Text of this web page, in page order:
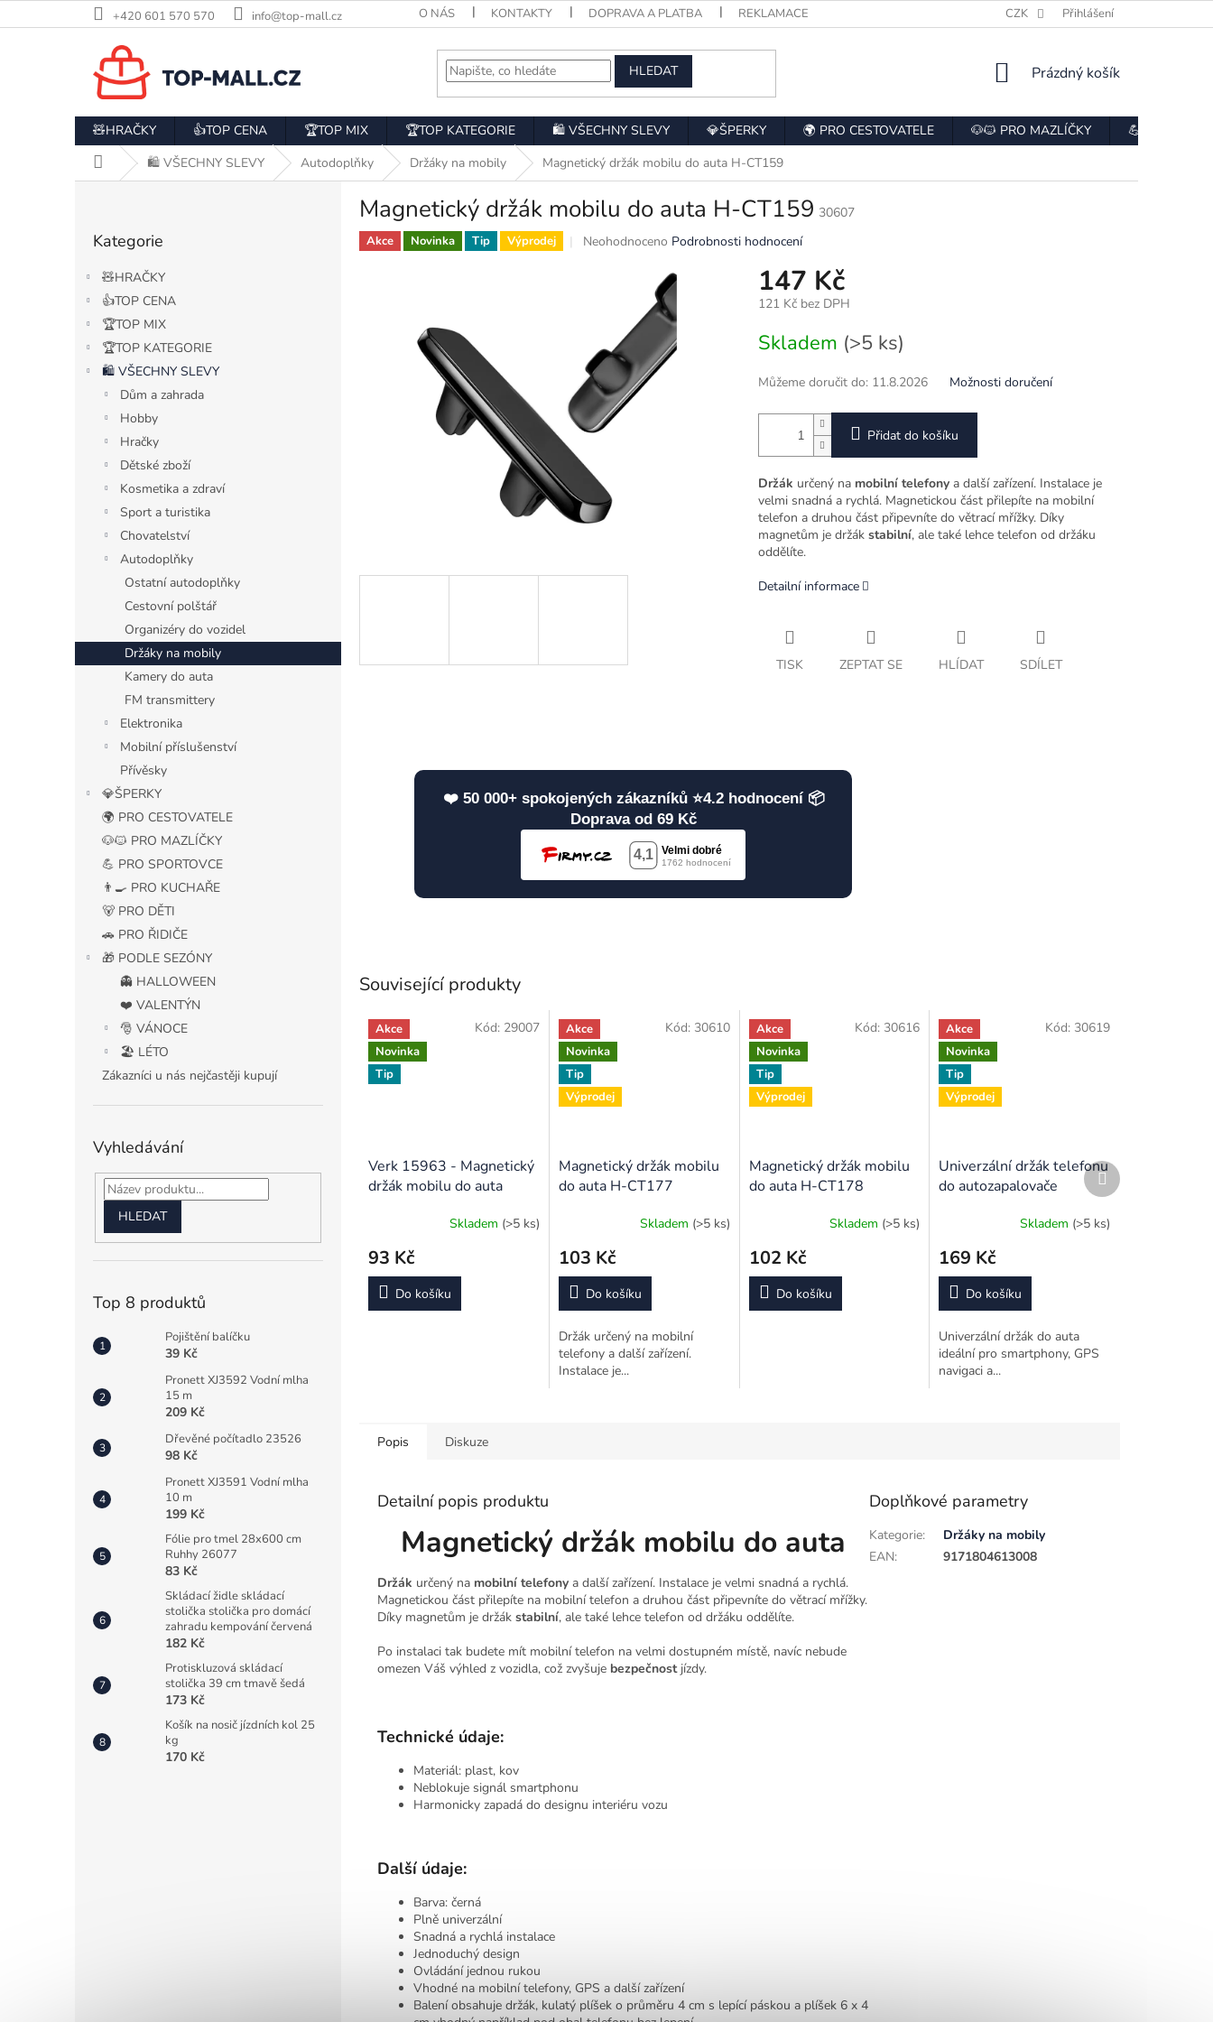
na
+420 601 570 570 info@top-mall.cz O NÁS KONTAKTY DOPRAVA A PLATBA REKLAMACE ODSTOUPENÍ OD SMLOUVY
CZK Přihlášení
HLEDAT
NÁKUPNÍ
Prázdný košík
🧸HRAČKY 👍TOP CENA 🏆TOP MIX 🏆TOP KATEGORIE 🛍️ VŠECHNY SLEVY 💎ŠPERKY 🌍 PRO CESTOVATELE 🐶🐱 PRO MAZLÍČKY
💪 PRO
Domů 🛍️ VŠECHNY SLEVY Autodoplňky Držáky na mobily Magnetický držák mobilu do auta H-CT159
kategorie
Kategorie
🧸HRAČKY
👍TOP CENA
🏆TOP MIX
🏆TOP KATEGORIE
🛍️ VŠECHNY SLEVY
Dům a zahrada
Hobby
Hračky
Dětské zboží
Kosmetika a zdraví
Sport a turistika
Chovatelství
Autodoplňky
Ostatní autodoplňky
Cestovní polštář
Organizéry do vozidel
Držáky na mobily
Kamery do auta
FM transmittery
Elektronika
Mobilní příslušenství
Přívěsky
💎ŠPERKY
🌍 PRO CESTOVATELE
🐶🐱 PRO MAZLÍČKY
💪 PRO SPORTOVCE
👨‍🍳 PRO KUCHAŘE
🐻 PRO DĚTI
🚗 PRO ŘIDIČE
🎁 PODLE SEZÓNY
👻 HALLOWEEN
❤️ VALENTÝN
🎅 VÁNOCE
🏖️ LÉTO
Zákazníci u nás nejčastěji kupují
Vyhledávání
HLEDAT
Top 8 produktů
Pojištění balíčku
39 Kč
Pronett XJ3592 Vodní mlha
15 m
209 Kč
Dřevěné počítadlo 23526
98 Kč
Pronett XJ3591 Vodní mlha
10 m
199 Kč
Fólie pro tmel 28x600 cm
Ruhhy 26077
83 Kč
Skládací židle skládací
stolička stolička pro domácí
zahradu kempování červená
182 Kč
Protiskluzová skládací
stolička 39 cm tmavě šedá
173 Kč
Košík na nosič jízdních kol 25
kg
170 Kč
Magnetický držák mobilu do auta H-CT159 30607
Akce Novinka Tip Výprodej
Průměrné
hvězdiček.
Neohodnoceno Podrobnosti hodnocení
147 Kč
121 Kč bez DPH
cena:
Skladem (>5 ks)
Můžeme doručit do: 11.8.2026 Možnosti doručení
Přidat do košíku
Držák určený na mobilní telefonya další zařízení. Instalace je
velmi snadná a rychlá. Magnetickou část přilepíte na mobilní
telefon a druhou část připevníte do větrací mřížky. Díky
magnetům je držák stabilní, ale také lehce telefon od držáku
oddělíte.
Detailní informace
TISK ZEPTAT SE HLÍDAT SDÍLET
❤️ 50 000+ spokojených zákazníků ⭐4.2 hodnocení 📦
Doprava od 69 Kč
Související produkty
Akce
Novinka
Tip
Verk 15963 - Magnetický
držák mobilu do auta
Skladem (>5 ks)
93 Kč
Do košíku
Kód: 29007
Akce
Novinka
Tip
Výprodej
Magnetický držák mobilu
do auta H-CT177
Skladem (>5 ks)
103 Kč
Do košíku
Držák určený na mobilní
telefony a další zařízení.
Instalace je...
Kód: 30610
Akce
Novinka
Tip
Výprodej
Magnetický držák mobilu
do auta H-CT178
Skladem (>5 ks)
102 Kč
Do košíku
Kód: 30616
Akce
Novinka
Tip
Výprodej
Univerzální držák telefonu
do autozapalovače
Skladem (>5 ks)
169 Kč
Do košíku
Univerzální držák do auta
ideální pro smartphony, GPS
navigaci a...
Kód: 30619
Další
produkt
Popis Diskuze
Detailní popis produktu
Magnetický držák mobilu do auta
Držák určený na mobilní telefony a další zařízení. Instalace je velmi snadná a rychlá.
Magnetickou část přilepíte na mobilní telefon a druhou část připevníte do větrací mřížky.
Díky magnetům je držák stabilní, ale také lehce telefon od držáku oddělíte.
Po instalaci tak budete mít mobilní telefon na velmi dostupném místě, navíc nebude
omezen Váš výhled z vozidla, což zvyšuje bezpečnostjízdy.
Technické údaje:
Materiál: plast, kov
Neblokuje signál smartphonu
Harmonicky zapadá do designu interiéru vozu
Další údaje:
Barva: černá
Plně univerzální
Snadná a rychlá instalace
Jednoduchý design
Ovládání jednou rukou
Vhodné na mobilní telefony, GPS a další zařízení
Balení obsahuje držák, kulatý plíšek o průměru 4 cm s lepící páskou a plíšek 6 x 4
Doplňkové parametry
Kategorie:
Držáky na mobily
EAN: 9171804613008